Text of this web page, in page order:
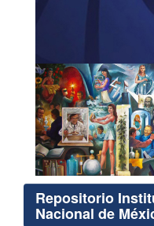
Repositorio
Nacional de